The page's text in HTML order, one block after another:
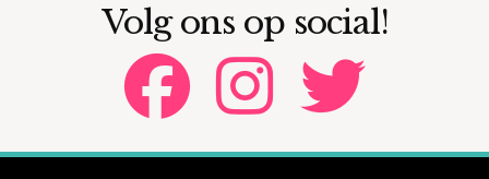
Volg ons op social!